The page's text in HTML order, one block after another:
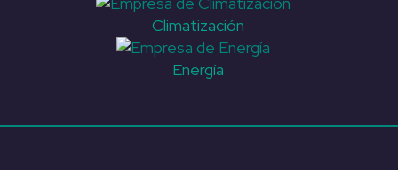
Climatización
Energía